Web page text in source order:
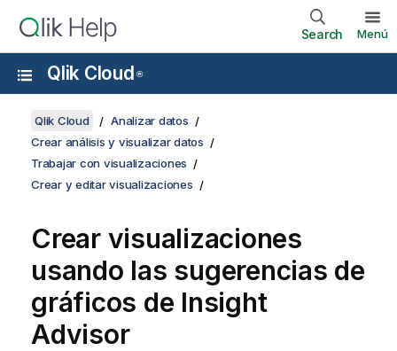
Search Menú
Qlik Cloud ®
Qlik Cloud
Analizar datos
Crear análisis y visualizar datos
Trabajar con visualizaciones
Crear y editar visualizaciones
Crear visualizaciones
usando las sugerencias de
gráficos de Insight
Advisor